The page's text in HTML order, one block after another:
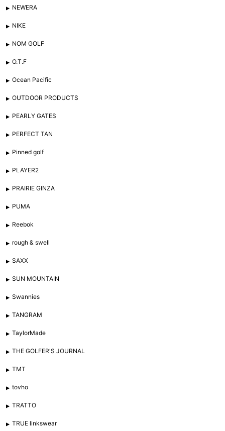
NEWERA
NIKE
NOM GOLF
O.T.F
Ocean Pacific
OUTDOOR PRODUCTS
PEARLY GATES
PERFECT TAN
Pinned golf
PLAYER2
PRAIRIE GINZA
PUMA
Reebok
rough & swell
SAXX
SUN MOUNTAIN
Swannies
TANGRAM
TaylorMade
THE GOLFER'S JOURNAL
TMT
tovho
TRATTO
TRUE linkswear